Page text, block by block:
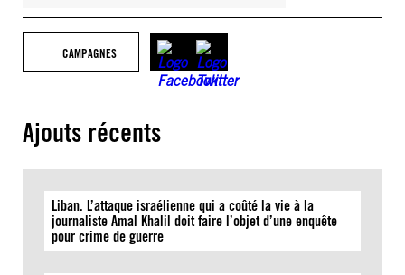
CAMPAGNES
Ajouts récents
Liban. L’attaque israélienne qui a coûté la vie à la
journaliste Amal Khalil doit faire l’objet d’une enquête
pour crime de guerre